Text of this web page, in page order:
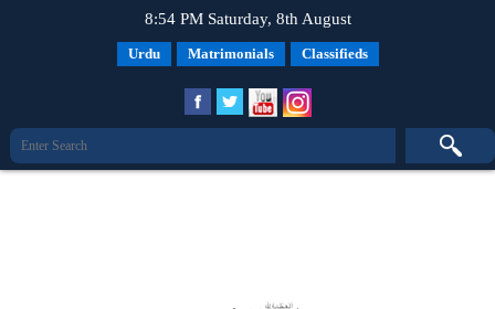
8:54 PM Saturday, 8th August
Urdu Matrimonials Classifieds